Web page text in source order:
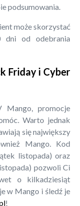
podsumowania.
może skorzystać
dni od odebrania
Friday i Cyber
Mango, promocje
Warto jednak
się największy
Mango. Kod
listopada) oraz
pozwoli Ci
o kilkadziesiąt
w Mango i śledź je
!